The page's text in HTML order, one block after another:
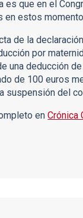
es que en el
en estos
de la
por
una deducción
de 100 euros
suspensión del
enCrónica